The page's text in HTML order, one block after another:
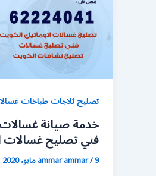
تصليح ثلاجات طباخات
فني تصليح غسالات
ammar ammar/9 مايو، 2020